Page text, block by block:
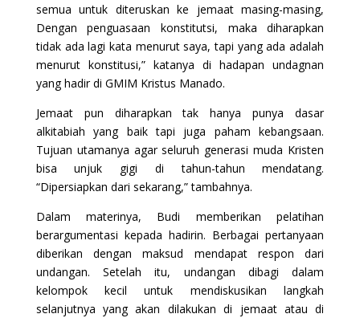
semua untuk diteruskan ke jemaat masing-masing,
Dengan penguasaan konstitutsi, maka diharapkan
tidak ada lagi kata menurut saya, tapi yang ada adalah
menurut konstitusi,” katanya di hadapan undagnan
yang hadir di GMIM Kristus Manado.
Jemaat pun diharapkan tak hanya punya dasar
alkitabiah yang baik tapi juga paham kebangsaan.
Tujuan utamanya agar seluruh generasi muda Kristen
bisa unjuk gigi di tahun-tahun mendatang.
“Dipersiapkan dari sekarang,” tambahnya.
Dalam materinya, Budi memberikan pelatihan
berargumentasi kepada hadirin. Berbagai pertanyaan
diberikan dengan maksud mendapat respon dari
undangan. Setelah itu, undangan dibagi dalam
kelompok kecil untuk mendiskusikan langkah
selanjutnya yang akan dilakukan di jemaat atau di